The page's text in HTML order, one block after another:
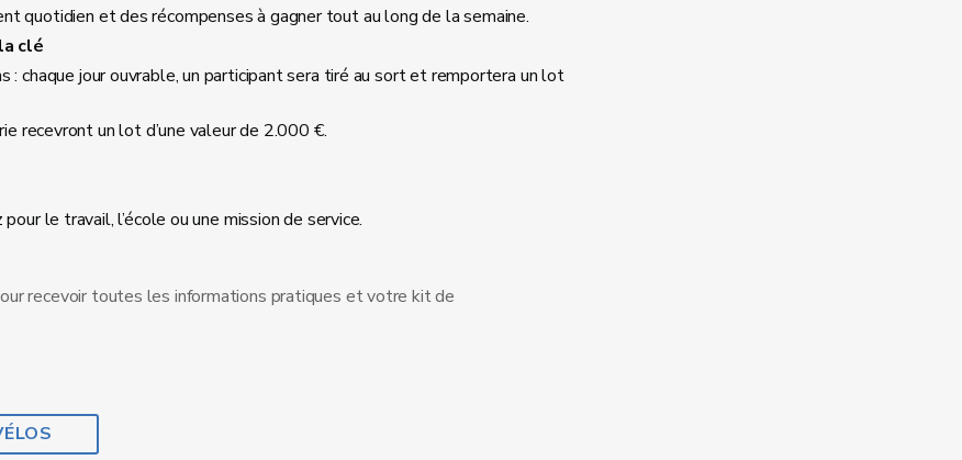
quotidien et des récompenses à gagner tout au long de la semaine.
clé
: chaque jour ouvrable, un participant sera tiré au sort et remportera un lot
recevront un lot d’une valeur de 2.000 €.
le travail, l’école ou une mission de service.
recevoir toutes les informations pratiques et votre kit de